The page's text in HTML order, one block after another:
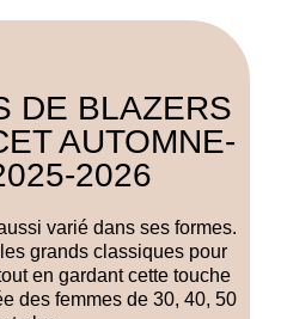
DE BLAZERS
AUTOMNE-
2026
varié dans ses formes.
grands classiques pour
en gardant cette touche
des femmes de 30, 40, 50